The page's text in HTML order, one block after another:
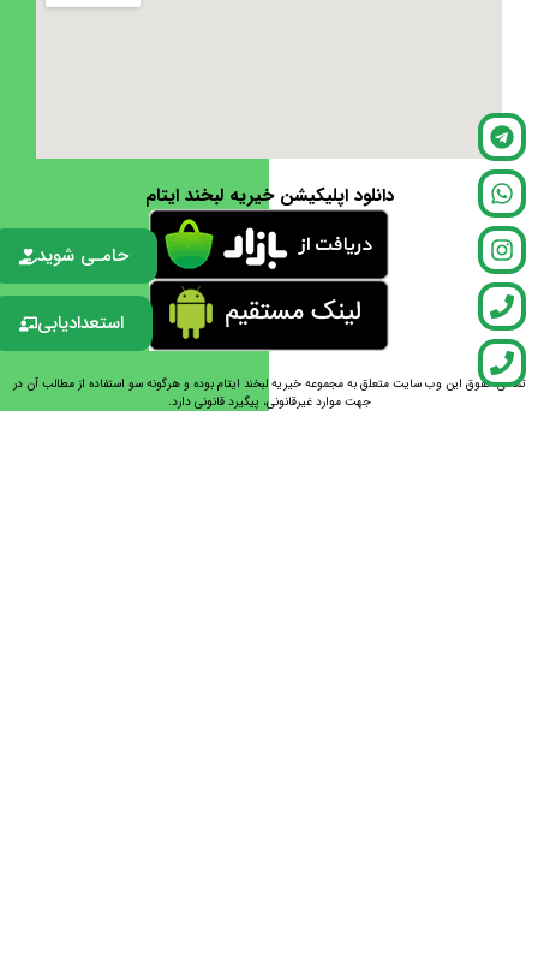
دانلود اپلیکیشن خیریه لبخند ایتام
تمامی حقوق این وب سایت متعلق به مجموعه خیریه لبخند ایتام بوده و هرگونه سو استفاده از مطالب آن در
جهت موارد غیرقانونی، پیگیرد قانونی دارد.
استعدادیابی
حامـی شوید